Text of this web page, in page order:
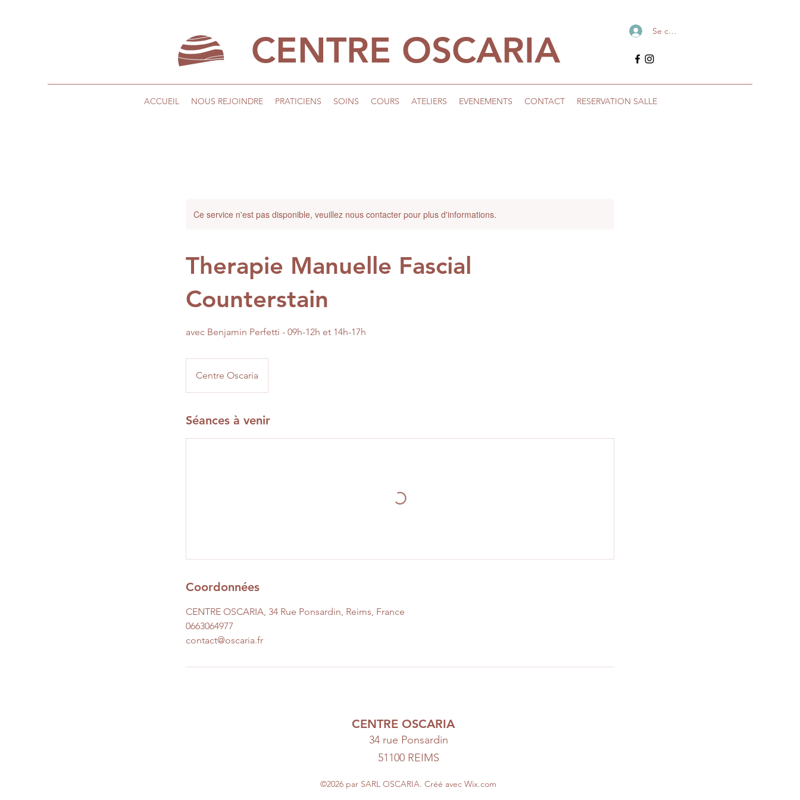
CENTRE OSCARIA Se connecter
ACCUEIL NOUS REJOINDRE PRATICIENS SOINS COURS ATELIERS EVENEMENTS CONTACT RESERVATION SALLE
Ce service n'est pas disponible, veuillez nous contacter pour plus d'informations.
Therapie Manuelle Fascial
Counterstain
avec Benjamin Perfetti - 09h-12h et 14h-17h
Centre Oscaria
Séances à venir
Coordonnées
CENTRE OSCARIA, 34 Rue Ponsardin, Reims, France
0663064977
contact@oscaria.fr
CENTRE OSCARIA
34 rue Ponsardin
51100 REIMS
©2026 par SARL OSCARIA. Créé avec Wix.com